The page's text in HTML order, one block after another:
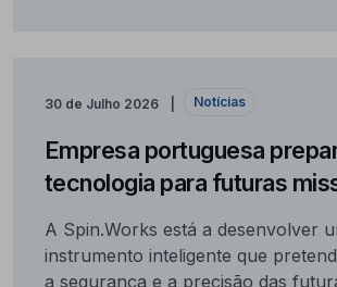
30 de Julho 2026 Notícias
Empresa portuguesa
tecnologia para futuras
A Spin.Works está a desenvolver
instrumento inteligente que
a segurança e a precisão das